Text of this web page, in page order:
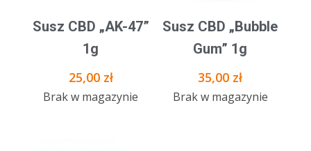
Susz CBD „AK-47”
1g
25,00 zł
Brak w magazynie
Susz CBD „Bubble
Gum” 1g
35,00 zł
Brak w magazynie